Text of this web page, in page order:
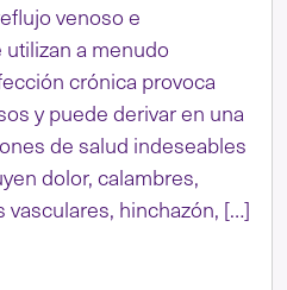
venoso e
a menudo
crónica provoca
y puede derivar en una
de salud indeseables
dolor, calambres,
vasculares, hinchazón, […]